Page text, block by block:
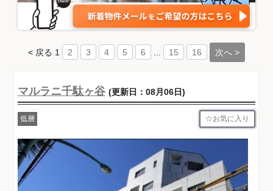
< 戻る 1 2 3 4 5 6 15 16 次へ >
マルラニ千駄ヶ谷 (更新日：08月06日)
低層 お気に入り